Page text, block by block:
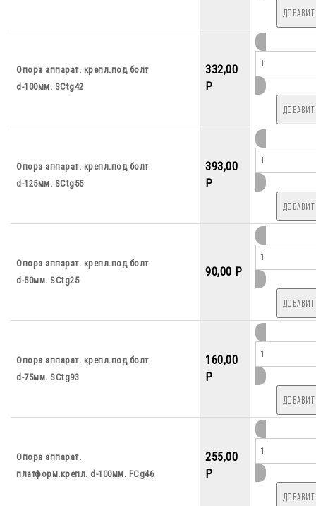
Опора аппарат. крепл.под болт
d-100мм. SCtg42
332,00
P
Опора аппарат. крепл.под болт
d-125мм. SCtg55
393,00
P
Опора аппарат. крепл.под болт
d-50мм. SCtg25
90,00 P
Опора аппарат. крепл.под болт
d-75мм. SCtg93
160,00
P
Опора аппарат.
платформ.крепл. d-100мм. FCg46
255,00
P